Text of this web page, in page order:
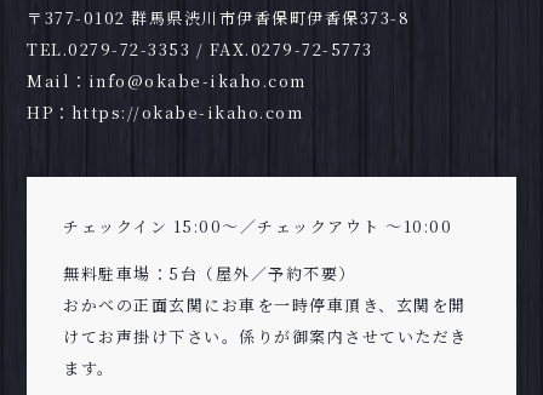
〒377-0102 群馬県渋川市伊香保町伊香保373-8
TEL.0279-72-3353 / FAX.0279-72-5773
Mail： info@okabe-ikaho.com
HP： https://okabe-ikaho.com
チェックイン 15:00～／チェックアウト ～10:00
無料駐車場：5台（屋外／予約不要）
おかべの正面玄関にお車を一時停車頂き、玄関を開
けてお声掛け下さい。係りが御案内させていただき
ます。